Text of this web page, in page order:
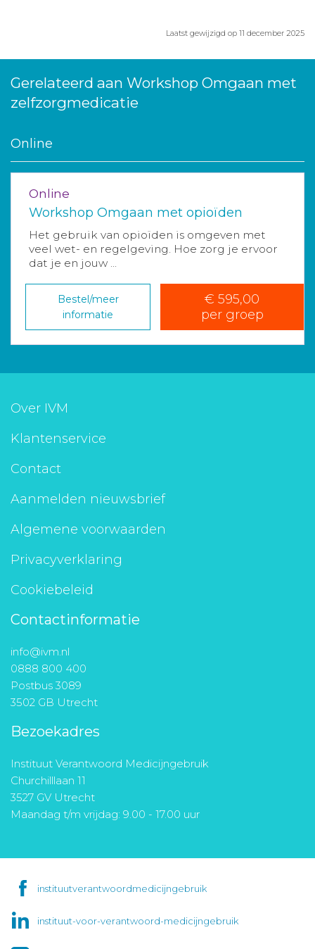
Laatst gewijzigd op 11 december 2025
Gerelateerd aan Workshop Omgaan met
zelfzorgmedicatie
Online
Online
Workshop Omgaan met opioïden
Het gebruik van opioïden is omgeven met
veel wet- en regelgeving. Hoe zorg je ervoor
dat je en jouw ...
Bestel/meer
informatie
€ 595,00
per groep
Over IVM
Klantenservice
Contact
Aanmelden nieuwsbrief
Algemene voorwaarden
Privacyverklaring
Cookiebeleid
Contactinformatie
info@ivm.nl
0888 800 400
Postbus 3089
3502 GB Utrecht
Bezoekadres
Instituut Verantwoord Medicijngebruik
Churchilllaan 11
3527 GV Utrecht
Maandag t/m vrijdag: 9.00 - 17.00 uur
instituutverantwoordmedicijngebruik
instituut-voor-verantwoord-medicijngebruik